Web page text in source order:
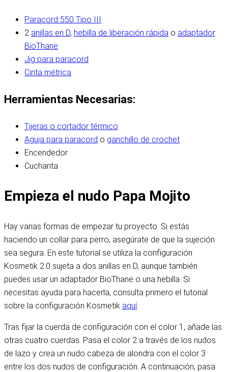
Paracord 550 Tipo III
2 anillas en D, hebilla de liberación rápida o adaptador
BioThane.
Jig para paracord
Cinta métrica
Herramientas Necesarias:
Tijeras o cortador térmico
Aguja para paracord o ganchillo de crochet
Encendedor
Cucharita
Empieza el nudo Papa Mojito
Hay varias formas de empezar tu proyecto. Si estás
haciendo un collar para perro, asegúrate de que la sujeción
sea segura. En este tutorial se utiliza la configuración
Kosmetik 2.0 sujeta a dos anillas en D, aunque también
puedes usar un adaptador BioThane o una hebilla. Si
necesitas ayuda para hacerla, consulta primero el tutorial
sobre la configuración Kosmetik aquí.
Tras fijar la cuerda de configuración con el color 1, añade las
otras cuatro cuerdas. Pasa el color 2 a través de los nudos
de lazo y crea un nudo cabeza de alondra con el color 3
entre los dos nudos de configuración. A continuación, pasa